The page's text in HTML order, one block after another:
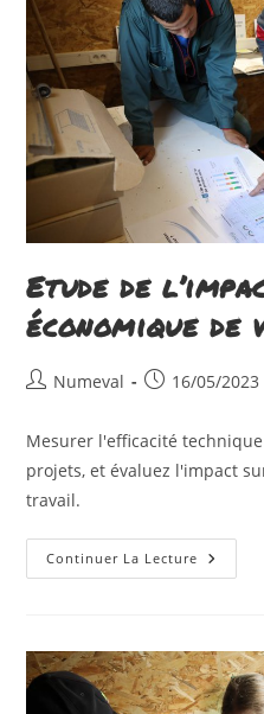
Etude de
économique de
Auteur/autrice
la
publication :
Numeval
Publication
16/05/2023
Mesurer l'efficacité
projets, et évaluez l'impact
travail.
Continuer La Lecture Etude
De
De
Vos
Projets